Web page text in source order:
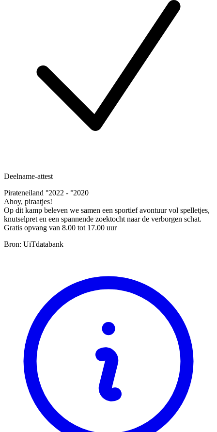
Deelname-attest
Pirateneiland °2022 - °2020
Ahoy, piraatjes!
Op dit kamp beleven we samen een sportief avontuur vol spelletjes,
knutselpret en een spannende zoektocht naar de verborgen schat.
Gratis opvang van 8.00 tot 17.00 uur
Bron: UiTdatabank